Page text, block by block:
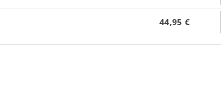
44,95 €